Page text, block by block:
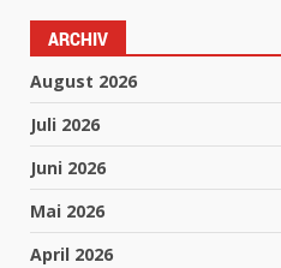
ARCHIV
August 2026
Juli 2026
Juni 2026
Mai 2026
April 2026